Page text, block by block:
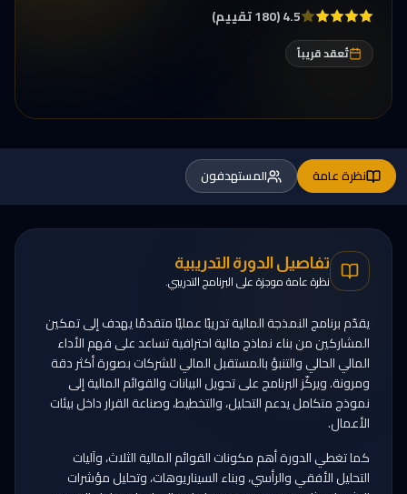
4.5(180 تقييم)
تُعقد قريباً
نظرة عامة المستهدفون
تفاصيل الدورة التدريبية
نظرة عامة موجزة على البرنامج التدريبي.
يقدّم برنامج النمذجة المالية تدريبًا عمليًا متقدمًا يهدف إلى تمكين
المشاركين من بناء نماذج مالية احترافية تساعد على فهم الأداء
المالي الحالي والتنبؤ بالمستقبل المالي للشركات بصورة أكثر دقة
ومرونة. ويركّز البرنامج على تحويل البيانات والقوائم المالية إلى
نموذج متكامل يدعم التحليل، والتخطيط، وصناعة القرار داخل بيئات
الأعمال.
كما تغطي الدورة أهم مكونات القوائم المالية الثلاث، وآليات
التحليل الأفقي والرأسي، وبناء السيناريوهات، وتحليل مؤشرات